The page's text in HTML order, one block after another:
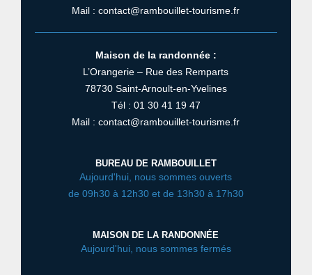
Mail : contact@rambouillet-tourisme.fr
Maison de la randonnée :
L’Orangerie – Rue des Remparts
78730 Saint-Arnoult-en-Yvelines
Tél : 01 30 41 19 47
Mail : contact@rambouillet-tourisme.fr
BUREAU DE RAMBOUILLET
Aujourd'hui, nous sommes ouverts
de 09h30 à 12h30 et de 13h30 à 17h30
MAISON DE LA RANDONNÉE
Aujourd'hui, nous sommes fermés